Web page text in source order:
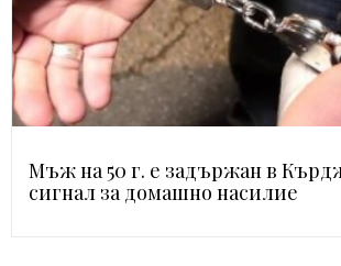
Мъж на 50 г. е задържан в
сигнал за домашно насилие